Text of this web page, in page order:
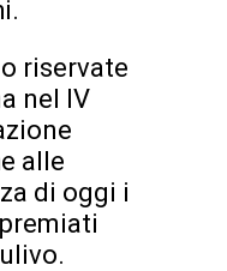
riservate
nel IV
alle
di oggi i